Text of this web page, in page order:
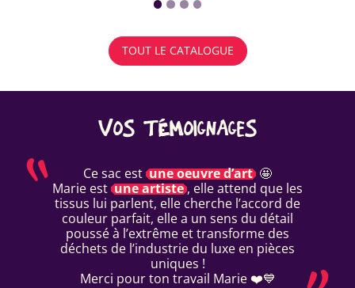
TOUT LE CATALOGUE
VOS TÉMOIGNAGES
Ce sac est une oeuvre d’art 🤩
Marie est une artiste , elle attend que les
tissus lui parlent, elle cherche l’accord de
couleur parfait, elle a un sens du détail
poussé à l’extrême et transforme des
déchets de l’industrie du luxe en pièces
uniques !
Merci pour ton travail Marie ❤️💙